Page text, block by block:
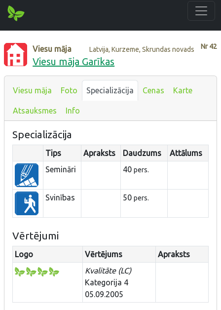
Nr42
Viesu māja Latvija, Kurzeme, Skrundas novads
Viesu māja Garīkas
Viesu māja Foto Specializācija Cenas Karte
Atsauksmes Info
Specializācija
Tips Apraksts Daudzums
Attālums
Semināri
40 pers.
Svinības 50 pers.
Vērtējumi
Logo Vērtējums
Apraksts
Kvalitāte (LC)
Kategorija 4
05.09.2005